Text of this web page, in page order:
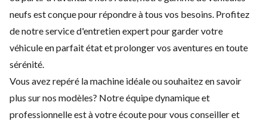
neufs est conçue pour répondre à tous vos besoins. Profitez
de notre service d'entretien expertpour garder votre
véhicule en parfait état et prolonger vos aventures en toute
sérénité.
Vous avez repéré la machine idéale ou souhaitez en savoir
plus sur nos modèles? Notre équipe dynamique et
professionnelle est à votre écoute pour vous conseiller et